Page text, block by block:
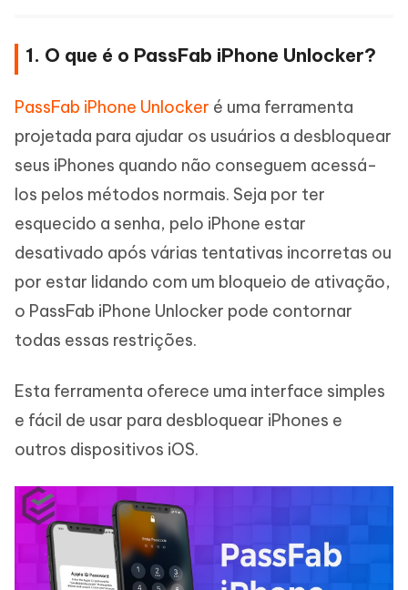
1. O que é o PassFab iPhone Unlocker?
PassFab iPhone Unlocker é uma ferramenta
projetada para ajudar os usuários a desbloquear
seus iPhones quando não conseguem acessá-
los pelos métodos normais. Seja por ter
esquecido a senha, pelo iPhone estar
desativado após várias tentativas incorretas ou
por estar lidando com um bloqueio de ativação,
o PassFab iPhone Unlocker pode contornar
todas essas restrições.
Esta ferramenta oferece uma interface simples
e fácil de usar para desbloquear iPhones e
outros dispositivos iOS.